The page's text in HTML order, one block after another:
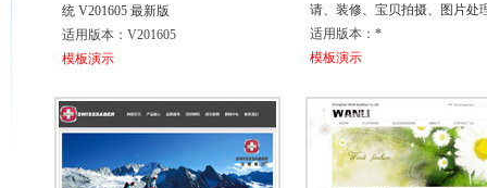
统 V201605 最新版
适用版本：V201605
模板演示
请、装修、宝贝拍摄、图片处
适用版本：*
模板演示